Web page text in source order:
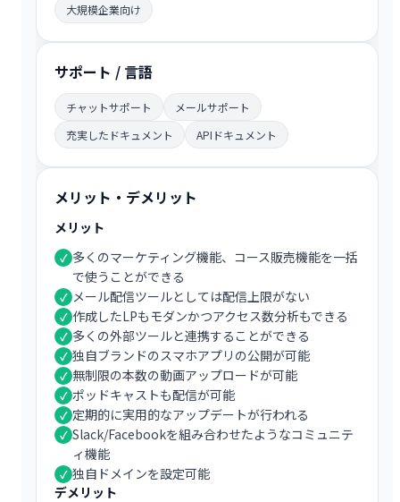
大規模企業向け
サポート / 言語
チャットサポート
メールサポート
充実したドキュメント
APIドキュメント
メリット・デメリット
メリット
✓ 多くのマーケティング機能、コース販売機能を一括
で使うことができる
✓ メール配信ツールとしては配信上限がない
✓ 作成したLPもモダンかつアクセス数分析もできる
✓ 多くの外部ツールと連携することができる
✓ 独自ブランドのスマホアプリの公開が可能
✓ 無制限の本数の動画アップロードが可能
✓ ポッドキャストも配信が可能
✓ 定期的に実用的なアップデートが行われる
✓ Slack/Facebookを組み合わせたようなコミュニテ
ィ機能
✓ 独自ドメインを設定可能
デメリット